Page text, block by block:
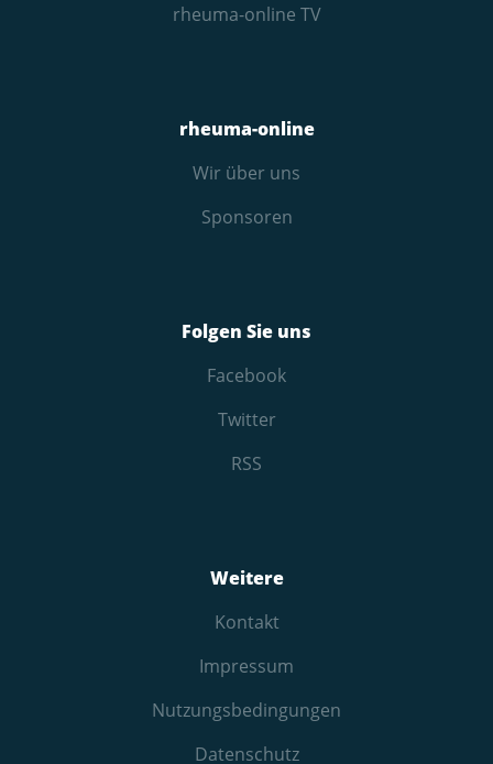
rheuma-online TV
rheuma-online
Wir über uns
Sponsoren
Folgen Sie uns
Facebook
Twitter
RSS
Weitere
Kontakt
Impressum
Nutzungs­bedingungen
Datenschutz